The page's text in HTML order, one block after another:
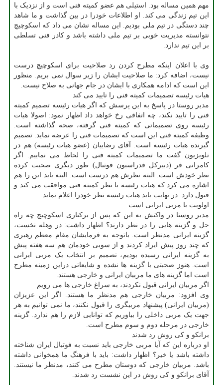
مهم همین مساله بود. استیلی هم عضو کمیته فنی است و از نزدیک با
این تیم زندگی می کند. او اطلاعات خودرا در بین گذاشت و ما شاهد
چند دستگی در تیم ملی بودیم. این مساله نشان می داد که اسکوچیچ
نتوانسته مدیریت خوبی بر تیم ملی داشته باشد و کادر فنی تسلطی
بر این تیم ندارد.
وی با اعلان اینکه مطرح کردن رد صلاحیت برای اسکوچیچ درست
نیست، اضافه کرد: ما صلاحیت ایشان را زیر سوال نمی بریم. منظور
این است که ادامه همکاری با ایشان در جام جهانی به صلاح نیست.
هیات رئیسه تصمیمات کمیته فنی را تایید می کند
مدیر روستا در پاسخ به این پرسش که اگر هیات رئیسه تصمیم کمیته
فنی را تایید نکند، چه اتفاقی رخ خواهد داد اظهار نمود: اصولا هیات
رئیسه روی تصمیماتی که کمیته فنی گرفته، صحه گذاشته است.
وظیفه کمیته فنی این است که تصمیمات فنی را عرضه نماید. تصمیم
گیرنده هیات رئیسه است. آقای رضاییان (عضو هیات رئیسه) هم در
تلویزیون گفت ما تصمیمات کمیته فنی را لحاظ می نماییم. اگر
کامرانی فر (دبیرکل فدراسیون فوتبال) طور دیگری صحبت کرده
نظر خودش است. البته نظرش هم درست است. البته باید این را هم
اشاره می کرد که هیات رئیسه با نظر کمیته فنی موافقت می کند و
قبول دارد. در نهایت باید هیات رئیسه نظر خودرا اعلام نماید.
اولویت با مربی ایرانی است
مدیر روستا در واکنش به این که پس از برکناری اسکوچیچ چه راه
حل و گزینه هایی را در نظر دارند؟ اظهار داشت: در وهله نخست،
گزینه ایرانی مدنظر است. باتوجه به فرمایشان مقام معظم رهبری
که چند روز پیش ایراد کردند و از سویی خودمان هم سه هفته پیش
به گزینه ایرانی رسیده بودیم، تصمیم بر انتخاب یک مربی ایرانی
است. هنوز صحبتی با گزینه ها نشده و شایعاتی دراین زمینه مطرح
است اما گزینه های ما مربیان ایرانی و خارجی هستند.
اگر مربیان ایرانی قبول نکردند، به سراغ خارجی ها می رویم
وی افزود: مربیان خارجی هم مدنظر ما هستند. اگر این عزیزان
(مربیان ایرانی) پیشنهاد مربیگری را قبول نکنند، ما نمی توانیم به هر
جهت یک مربی داخلی را بیاوریم که توانایی لازم را هم ندارد. گزینه
خارجی در مرحله دوم و سوم مطرح است.
برانکو و کی روش رد شدند
او درباره این که آیا مربی خارجی باید نسبت به فوتبال ایران شناخته
داشته باشد یا خیر؟ اظهار داشت: باید با فرهنگ ما همخوانی داشته
باشد. مربیان خارجی که دوستان مطرح می کنند، مدنظر ما نیستند.
آقای برانکو و کی روش در این نشست رد شدند.